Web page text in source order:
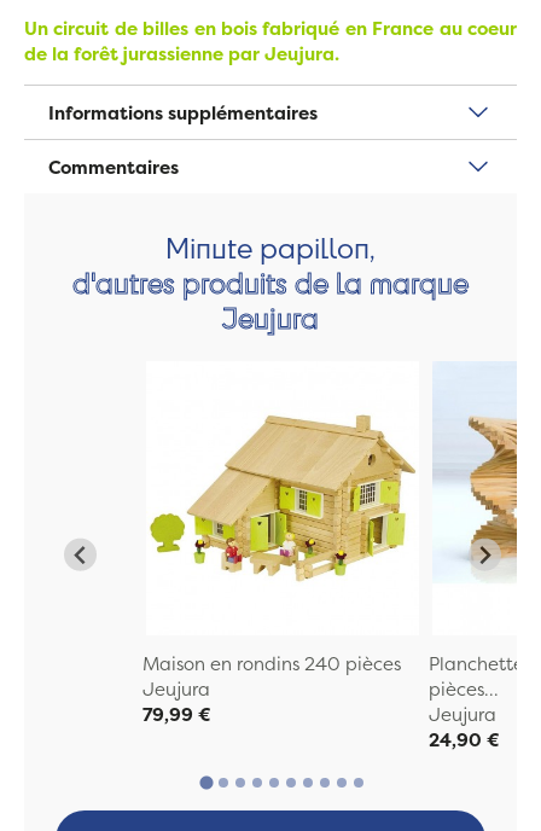
Un circuit de billes en bois fabriqué en France au coeur
de la forêt jurassienne par Jeujura.
Informations supplémentaires
Commentaires
Minute papillon,
d'autres produits de la marque
Jeujura
Maison en rondins 240 pièces
Jeujura
79,99 €
Planchettes
pièces...
Jeujura
24,90 €